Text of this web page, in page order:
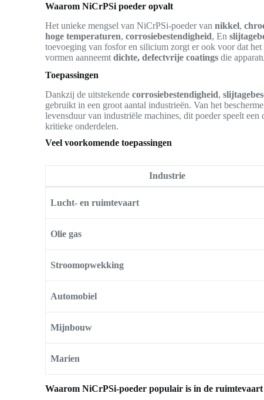
Waarom NiCrPSi poeder opvalt
Het unieke mengsel van NiCrPSi-poeder vannikkel,
hoge temperaturen,corrosiebestendigheid, En
toevoeging van fosfor en silicium zorgt er ook voor dat
vormen aanneemtdichte, defectvrije coatings die
Toepassingen
Dankzij de uitstekendecorrosiebestendigheid,
gebruikt in een groot aantal industrieën. Van het
levensduur van industriële machines, dit poeder speelt
kritieke onderdelen.
Veel voorkomende toepassingen
Industrie
Lucht- en ruimtevaart
Olie gas
Stroomopwekking
Automobiel
Mijnbouw
Marien
Waarom NiCrPSi-poeder populair is in de